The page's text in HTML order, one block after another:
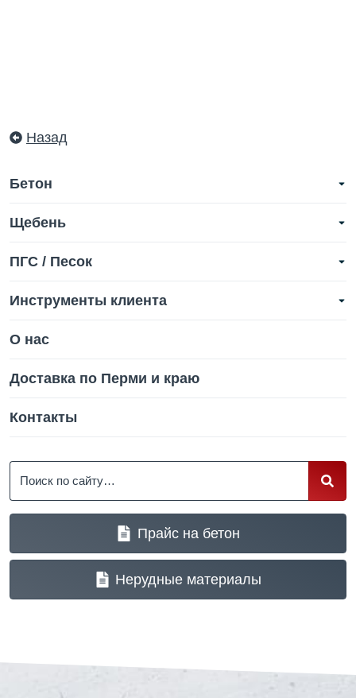
Бетон
Щебень
ПГС / Песок
Инструменты клиента
О нас
Доставка по Перми и краю
Контакты
Прайс на бетон
Нерудные материалы
Назад